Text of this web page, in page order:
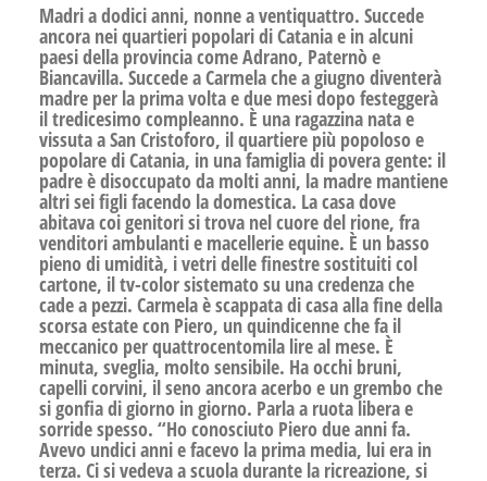
Madri a dodici anni, nonne a ventiquattro. Succede
ancora nei quartieri popolari di Catania e in alcuni
paesi della provincia come Adrano, Paternò e
Biancavilla. Succede a Carmela che a giugno diventerà
madre per la prima volta e due mesi dopo festeggerà
il tredicesimo compleanno. È una ragazzina nata e
vissuta a San Cristoforo, il quartiere più popoloso e
popolare di Catania, in una famiglia di povera gente: il
padre è disoccupato da molti anni, la madre mantiene
altri sei figli facendo la domestica. La casa dove
abitava coi genitori si trova nel cuore del rione, fra
venditori ambulanti e macellerie equine. È un basso
pieno di umidità, i vetri delle finestre sostituiti col
cartone, il tv-color sistemato su una credenza che
cade a pezzi. Carmela è scappata di casa alla fine della
scorsa estate con Piero, un quindicenne che fa il
meccanico per quattrocentomila lire al mese. È
minuta, sveglia, molto sensibile. Ha occhi bruni,
capelli corvini, il seno ancora acerbo e un grembo che
si gonfia di giorno in giorno. Parla a ruota libera e
sorride spesso. “Ho conosciuto Piero due anni fa.
Avevo undici anni e facevo la prima media, lui era in
terza. Ci si vedeva a scuola durante la ricreazione, si